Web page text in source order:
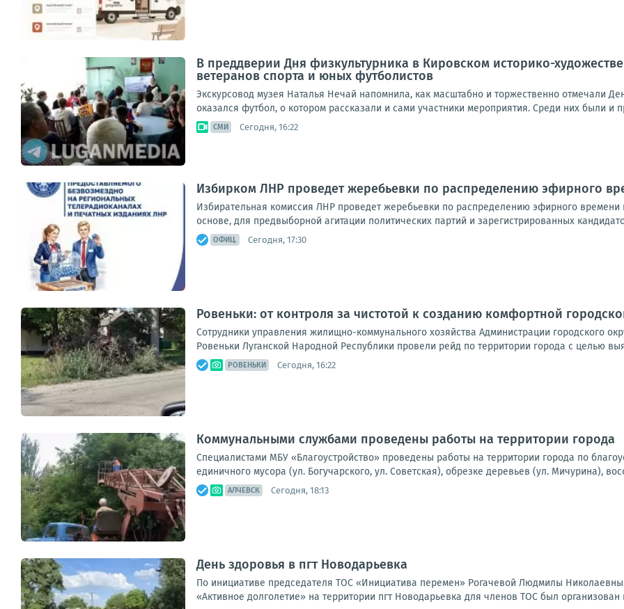
В преддверии Дня физкультурника в Кировском историко-
ветеранов спорта и юных футболистов
Экскурсовод музея Наталья Нечай напомнила, как масштабно и торжественно отмечали
оказался футбол, о котором рассказали и сами участники мероприятия. Среди них были и
СМИ Сегодня, 16:22
Избирком ЛНР проведет жеребьевки по распределению эфирного
Избирательная комиссия ЛНР проведет жеребьевки по распределению эфирного
основе, для предвыборной агитации политических партий и зарегистрированных
ОФИЦ. Сегодня, 17:30
Ровеньки: от контроля за чистотой к созданию комфортной
Сотрудники управления жилищно-коммунального хозяйства Администрации городского
Ровеньки Луганской Народной Республики провели рейд по территории города с целью
РОВЕНЬКИ Сегодня, 16:22
Коммунальными службами проведены работы на территории города
Специалистами МБУ «Благоустройство» проведены работы на территории города по
единичного мусора (ул. Богучарского, ул. Советская), обрезке деревьев (ул. Мичурина),
АЛЧЕВСК Сегодня, 18:13
День здоровья в пгт Новодарьевка
По инициативе председателя ТОС «Инициатива перемен» Рогачевой Людмилы
«Активное долголетие» на территории пгт Новодарьевка для членов ТОС был